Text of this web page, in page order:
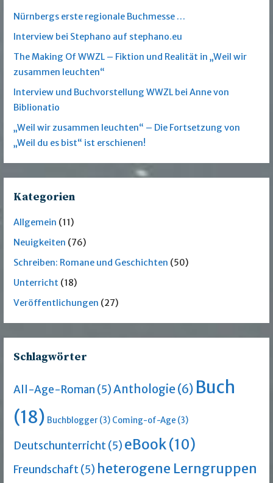
Nürnbergs erste regionale Buchmesse …
Interview bei Stephano auf stephano.eu
The Making Of WWZL – Fiktion und Realität in „Weil wir
zusammen leuchten“
Interview und Buchvorstellung WWZL bei Anne von
Biblionatio
„Weil wir zusammen leuchten“ – Die Fortsetzung von
„Weil du es bist“ ist erschienen!
Kategorien
Allgemein (11)
Neuigkeiten (76)
Schreiben: Romane und Geschichten (50)
Unterricht (18)
Veröffentlichungen (27)
Schlagwörter
All-Age-Roman (5)Anthologie(6) Buch
(18) Buchblogger (3) Coming-of-Age (3)
Deutschunterricht(5) eBook(10)
Freundschaft(5) heterogene Lerngruppen